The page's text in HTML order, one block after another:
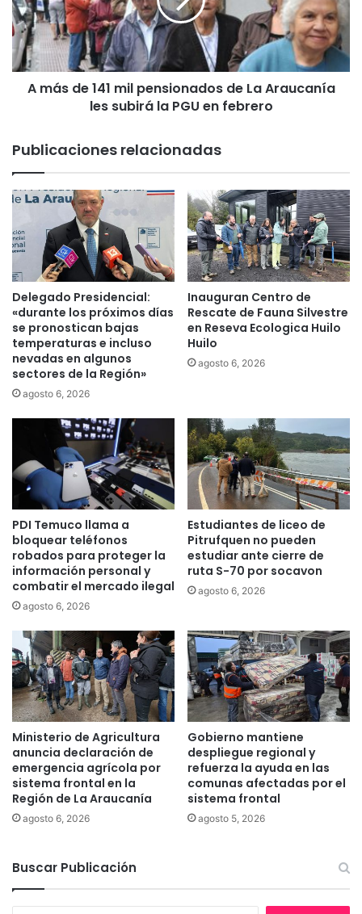
m
u
j
e
e
n
i
d
p
o
r
n
c
e
n
d
i
n
c
e
n
t
e
y
t
i
e
n
e
d
i
a
p
a
c
a
d
e
1
4
1
e
n
s
i
n
a
d
o
s
d
e
L
a
A
a
n
í
a
l
e
s
u
b
i
r
á
l
a
P
G
U
e
n
f
r
A más de 141 mil pensionados de La Araucanía
les subirá la PGU en febrero
Publicaciones relacionadas
Delegado Presidencial:
«durante los próximos días
se pronostican bajas
temperaturas e incluso
nevadas en algunos
sectores de la Región»
agosto 6, 2026
Inauguran Centro de
Rescate de Fauna Silvestre
en Reseva Ecologica Huilo
Huilo
agosto 6, 2026
PDI Temuco llama a
bloquear teléfonos
robados para proteger la
información personal y
combatir el mercado ilegal
agosto 6, 2026
Estudiantes de liceo de
Pitrufquen no pueden
estudiar ante cierre de
ruta S-70 por socavon
agosto 6, 2026
Ministerio de Agricultura
anuncia declaración de
emergencia agrícola por
sistema frontal en la
Región de La Araucanía
agosto 6, 2026
Gobierno mantiene
despliegue regional y
refuerza la ayuda en las
comunas afectadas por el
sistema frontal
agosto 5, 2026
Buscar Publicación